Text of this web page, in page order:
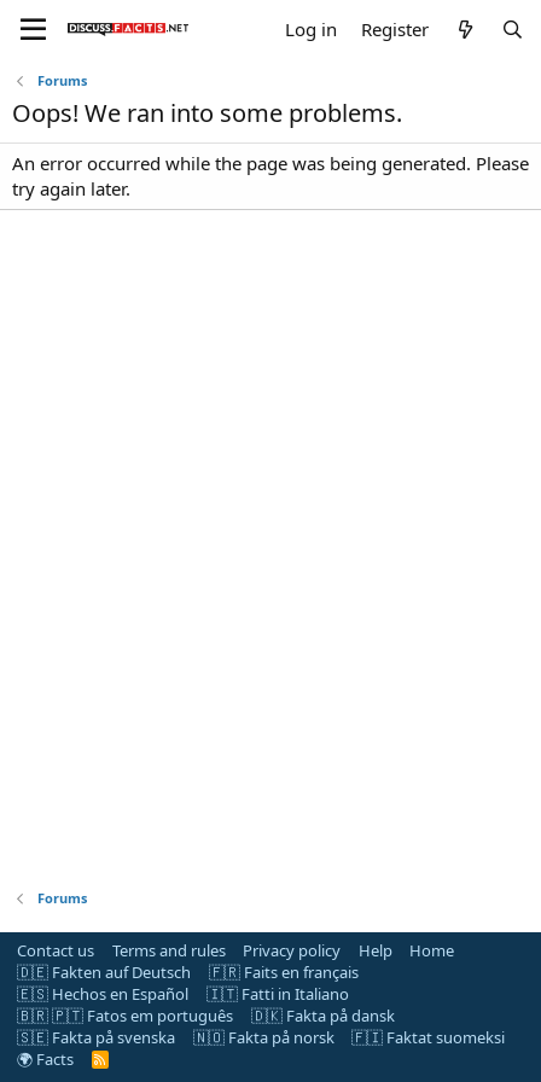
Log in Register
Forums
Oops! We ran into some problems.
An error occurred while the page was being generated. Please
try again later.
Forums
Contact us Terms and rules Privacy policy Help
Home
🇩🇪 Fakten auf Deutsch
🇫🇷 Faits en français
🇪🇸 Hechos en Español
🇮🇹 Fatti in Italiano
🇧🇷 🇵🇹 Fatos em português
🇩🇰 Fakta på dansk
🇸🇪 Fakta på svenska
🇳🇴 Fakta på norsk
🇫🇮 Faktat suomeksi
🌍 Facts
R